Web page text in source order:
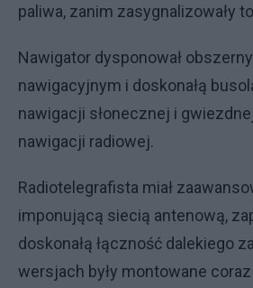
paliwa, zanim zasygnalizowały
Nawigator dysponował
nawigacyjnym i doskonałą
nawigacji słonecznej i
nawigacji radiowej.
Radiotelegrafista miał
imponującą siecią antenową,
doskonałą łączność dalekiego
wersjach były montowane